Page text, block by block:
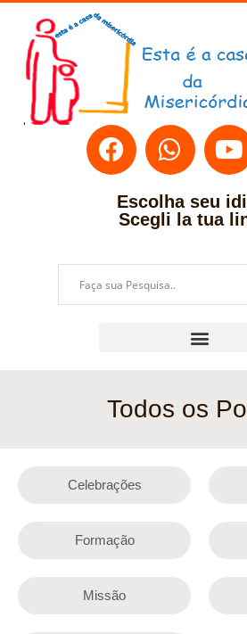
Escolha seu
Scegli la tua
Todos os
Celebrações
Formação
Missão